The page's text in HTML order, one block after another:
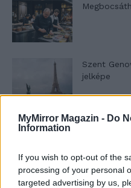
MyMirror Magazin - Do
Information
If you wish to opt-out of the
processing of your personal
targeted advertising by us,
Szent
jelképe
Minka 12.
Minka 11.